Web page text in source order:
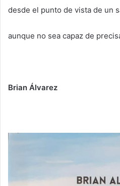
desde el punto de vista de un
aunque no sea capaz de
Brian Álvarez